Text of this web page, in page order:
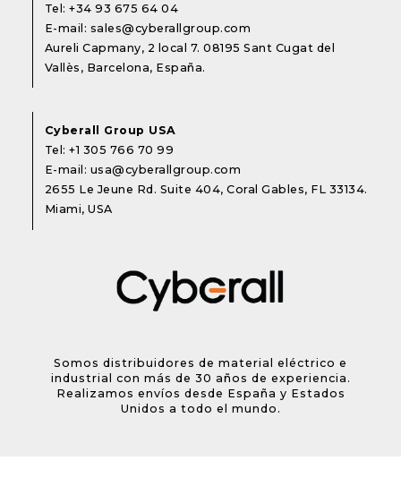
Tel:+34 93 675 64 04
E-mail: sales@cyberallgroup.com
Aureli Capmany, 2 local 7. 08195 Sant Cugat del
Vallès, Barcelona, España.
Cyberall Group USA
Tel:+1 305 766 70 99
E-mail: usa@cyberallgroup.com
2655 Le Jeune Rd. Suite 404, Coral Gables, FL 33134.
Miami, USA
Somos distribuidores de material eléctrico e
industrial con más de 30 años de experiencia.
Realizamos envíos desde España y Estados
Unidos a todo el mundo.